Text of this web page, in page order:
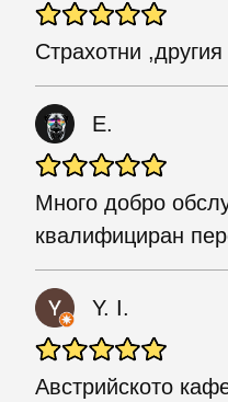
Страхотни ,другия
E.
Много добро
квалифициран
Y. I.
Австрийското